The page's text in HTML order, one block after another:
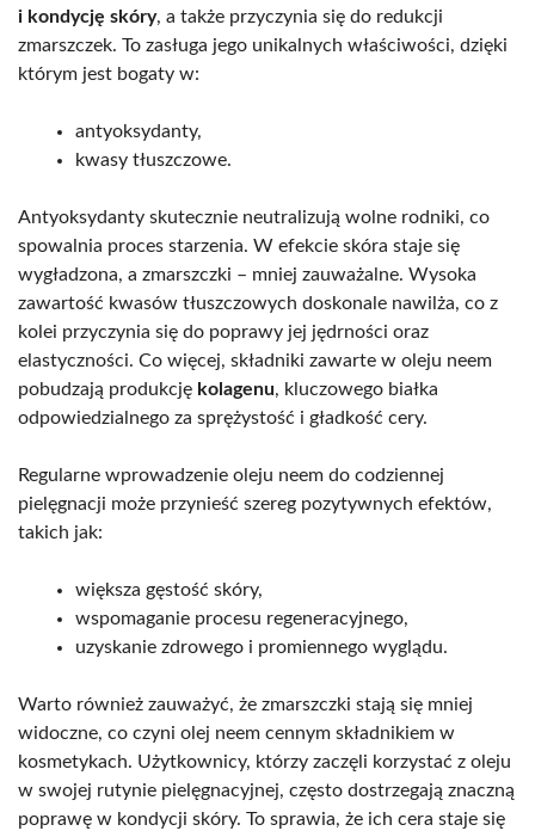
i kondycję skóry, a także przyczynia się do redukcji
zmarszczek. To zasługa jego unikalnych właściwości, dzięki
którym jest bogaty w:
antyoksydanty,
kwasy tłuszczowe.
Antyoksydanty skutecznie neutralizują wolne rodniki, co
spowalnia proces starzenia. W efekcie skóra staje się
wygładzona, a zmarszczki – mniej zauważalne. Wysoka
zawartość kwasów tłuszczowych doskonale nawilża, co z
kolei przyczynia się do poprawy jej jędrności oraz
elastyczności. Co więcej, składniki zawarte w oleju neem
pobudzają produkcję kolagenu, kluczowego białka
odpowiedzialnego za sprężystość i gładkość cery.
Regularne wprowadzenie oleju neem do codziennej
pielęgnacji może przynieść szereg pozytywnych efektów,
takich jak:
większa gęstość skóry,
wspomaganie procesu regeneracyjnego,
uzyskanie zdrowego i promiennego wyglądu.
Warto również zauważyć, że zmarszczki stają się mniej
widoczne, co czyni olej neem cennym składnikiem w
kosmetykach. Użytkownicy, którzy zaczęli korzystać z oleju
w swojej rutynie pielęgnacyjnej, często dostrzegają znaczną
poprawę w kondycji skóry. To sprawia, że ich cera staje się